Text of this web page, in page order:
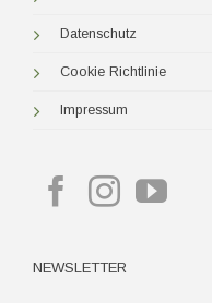
Datenschutz
Cookie Richtlinie
Impressum
NEWSLETTER